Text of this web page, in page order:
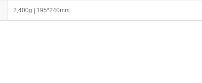
2,400g | 195*240mm